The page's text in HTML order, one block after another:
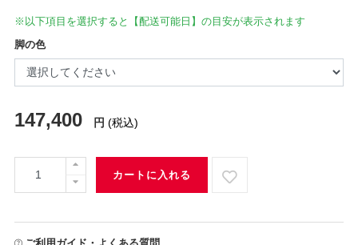
※以下項目を選択すると【配送可能日】の目安が表示されます
脚の色
147,400 円 (税込)
カートに入れる